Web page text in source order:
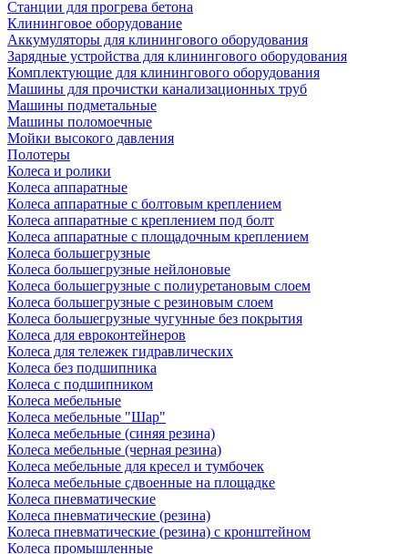
Станции для прогрева бетона
Клининговое оборудование
Аккумуляторы для клинингового оборудования
Зарядные устройства для клинингового оборудования
Комплектующие для клинингового оборудования
Машины для прочистки канализационных труб
Машины подметальные
Машины поломоечные
Мойки высокого давления
Полотеры
Колеса и ролики
Колеса аппаратные
Колеса аппаратные с болтовым креплением
Колеса аппаратные с креплением под болт
Колеса аппаратные с площадочным креплением
Колеса большегрузные
Колеса большегрузные нейлоновые
Колеса большегрузные с полиуретановым слоем
Колеса большегрузные с резиновым слоем
Колеса большегрузные чугунные без покрытия
Колеса для евроконтейнеров
Колеса для тележек гидравлических
Колеса без подшипника
Колеса с подшипником
Колеса мебельные
Колеса мебельные "Шар"
Колеса мебельные (синяя резина)
Колеса мебельные (черная резина)
Колеса мебельные для кресел и тумбочек
Колеса мебельные сдвоенные на площадке
Колеса пневматические
Колеса пневматические (резина)
Колеса пневматические (резина) с кронштейном
Колеса промышленные